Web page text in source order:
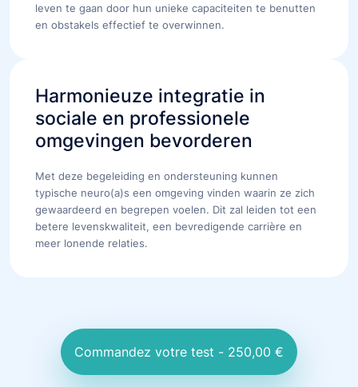
leven te gaan door hun unieke capaciteiten te benutten
en obstakels effectief te overwinnen.
Harmonieuze integratie in
sociale en professionele
omgevingen bevorderen
Met deze begeleiding en ondersteuning kunnen
typische neuro(a)s een omgeving vinden waarin ze zich
gewaardeerd en begrepen voelen. Dit zal leiden tot een
betere levenskwaliteit, een bevredigende carrière en
meer lonende relaties.
Commandez votre test - 250,00 €